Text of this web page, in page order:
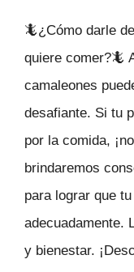
🦎¿Cómo darle
quiere comer?🦎
camaleones
desafiante. Si tu
por la comida,
brindaremos
para lograr que
adecuadamente.
y bienestar.